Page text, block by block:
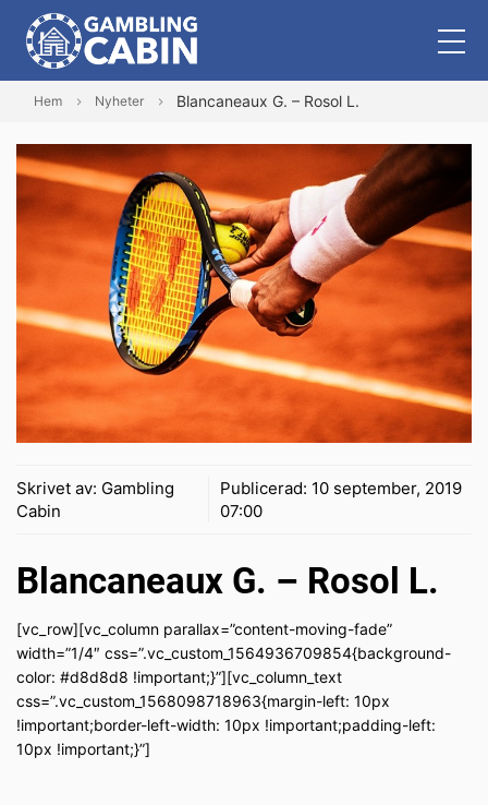
Hem Nyheter Blancaneaux G. – Rosol L.
Skrivet av: Gambling
Cabin
Publicerad: 10 september, 2019
07:00
Blancaneaux G. – Rosol L.
[vc_row][vc_column parallax=”content-moving-fade”
width=”1/4″ css=”.vc_custom_1564936709854{background-
color: #d8d8d8 !important;}”][vc_column_text
css=”.vc_custom_1568098718963{margin-left: 10px
!important;border-left-width: 10px !important;padding-left:
10px !important;}”]